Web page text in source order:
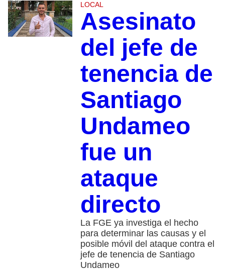
LOCAL
Asesinato
del jefe de
tenencia de
Santiago
Undameo
fue un
ataque
directo
La FGE ya investiga el hecho
para determinar las causas y el
posible móvil del ataque contra el
jefe de tenencia de Santiago
Undameo